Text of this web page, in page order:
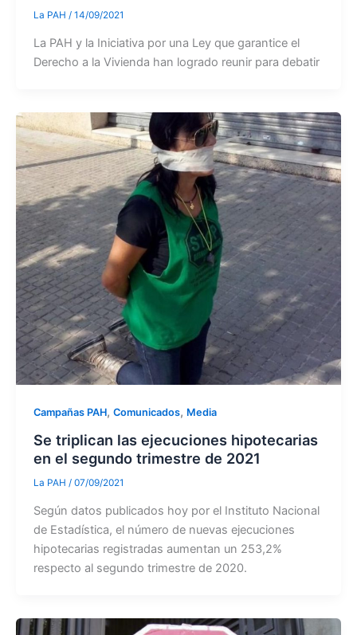
La PAH / 14/09/2021
La PAH y la Iniciativa por una Ley que garantice el
Derecho a la Vivienda han logrado reunir para debatir
Campañas PAH, Comunicados, Media
Se triplican las ejecuciones hipotecarias
en el segundo trimestre de 2021
La PAH / 07/09/2021
Según datos publicados hoy por el Instituto Nacional
de Estadística, el número de nuevas ejecuciones
hipotecarias registradas aumentan un 253,2%
respecto al segundo trimestre de 2020.